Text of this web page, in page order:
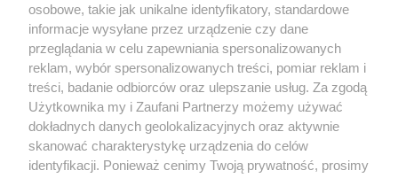
Regulamin konkursów
śniadaniówka "Hej
Szczecin! Jest piątek!"
Partnerzy
Praca Szczecin
osobowe, takie jak unikalne identyfikatory, standardowe
informacje wysyłane przez urządzenie czy dane
przeglądania w celu zapewniania spersonalizowanych
reklam, wybór spersonalizowanych treści, pomiar reklam i
treści, badanie odbiorców oraz ulepszanie usług. Za zgodą
Użytkownika my i Zaufani Partnerzy możemy używać
dokładnych danych geolokalizacyjnych oraz aktywnie
skanować charakterystykę urządzenia do celów
identyfikacji. Ponieważ cenimy Twoją prywatność, prosimy